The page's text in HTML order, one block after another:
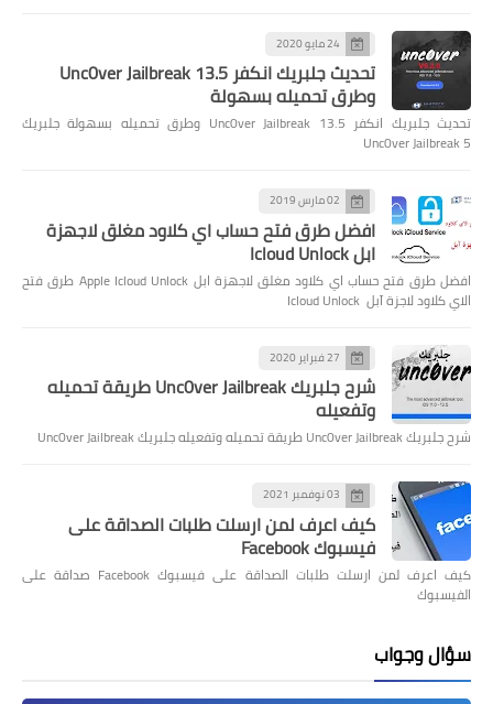
24 مايو 2020
تحديث جلبريك انكفر Unc0ver Jailbreak 13.5
وطرق تحميله بسهولة
تحديث جلبريك انكفر Unc0ver Jailbreak 13.5 وطرق تحميله بسهولة جلبريك
Unc0ver Jailbreak 5
02 مارس 2019
افضل طرق فتح حساب اي كلاود مغلق لاجهزة
ابل Icloud Unlock
افضل طرق فتح حساب اي كلاود مغلق لاجهزة ابل Apple Icloud Unlock طرق فتح
الاي كلاود لاجزة آبل Icloud Unlock
27 فبراير 2020
شرح جلبريك Unc0ver Jailbreak طريقة تحميله
وتفعيله
شرح جلبريك Unc0ver Jailbreak طريقة تحميله وتفعيله جلبريك Unc0ver Jailbreak
03 نوفمبر 2021
كيف اعرف لمن ارسلت طلبات الصداقة على
فيسبوك Facebook
كيف اعرف لمن ارسلت طلبات الصداقة على فيسبوك Facebook صداقة على
الفيسبوك
سؤال وجواب